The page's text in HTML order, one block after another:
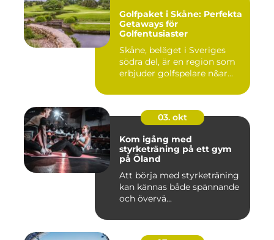
Golfpaket i Skåne: Perfekta
Getaways för
Golfentusiaster
Skåne, beläget i Sveriges
södra del, är en region som
erbjuder golfspelare n&ar...
03. okt
Kom igång med
styrketräning på ett gym
på Öland
Att börja med styrketräning
kan kännas både spännande
och övervä...